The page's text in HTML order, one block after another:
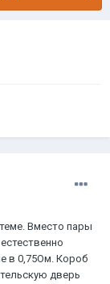
Вместо пары
в 0,75Ом. Короб
дверь